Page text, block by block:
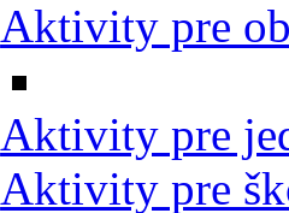
Aktivity pre
Aktivity pre
Aktivity pre